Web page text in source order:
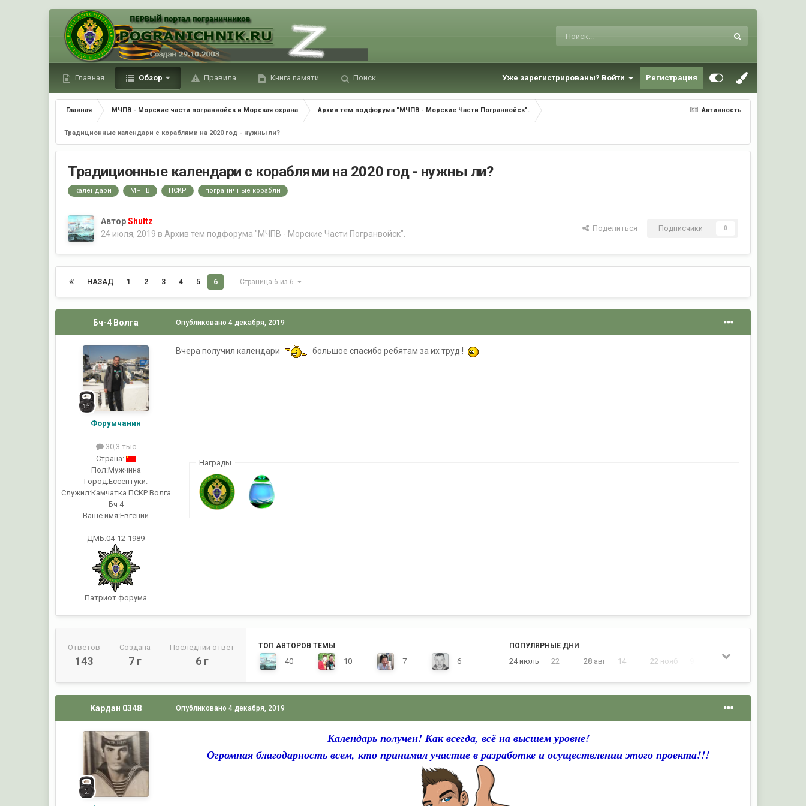
Главная Обзор Правила Книга памяти Поиск Уже зарегистрированы? Войти Регистрация
Активность
Главная МЧПВ - Морские части погранвойск и Морская охрана Архив тем подфорума "МЧПВ - Морские Части Погранвойск".
Традиционные календари с кораблями на 2020 год - нужны ли?
Традиционные календари с кораблями на 2020 год - нужны ли?
календари МЧПВ ПСКР пограничные корабли
АвторShultz
24 июля, 2019 вАрхив тем подфорума "МЧПВ - Морские Части Погранвойск".
Поделиться Подписчики 0
НАЗАД 1 2 3 4 5 6 Страница 6 из 6
Бч-4 Волга
Форумчанин
30,3 тыс
Страна:
Пол:Мужчина
Город:Ессентуки.
Служил:Камчатка ПСКР Волга
Бч 4
Ваше имя:Евгений
ДМБ:04-12-1989
Патриот форума
Опубликовано4 декабря, 2019
Вчера получил календари большое спасибо ребятам за их труд !
Награды
Ответов
143
Создана
7 г
Последний ответ
6 г
ТОП АВТОРОВ ТЕМЫ
40 10 7 6
ПОПУЛЯРНЫЕ ДНИ
24 июль 22 28 авг 14 22 нояб 25 июль
Кардан 0348 Опубликовано4 декабря, 2019
Календарь получен! Как всегда, всё на высшем уровне!
Огромная благодарность всем, кто принимал участие в разработке и осуществлении этого проекта!!!